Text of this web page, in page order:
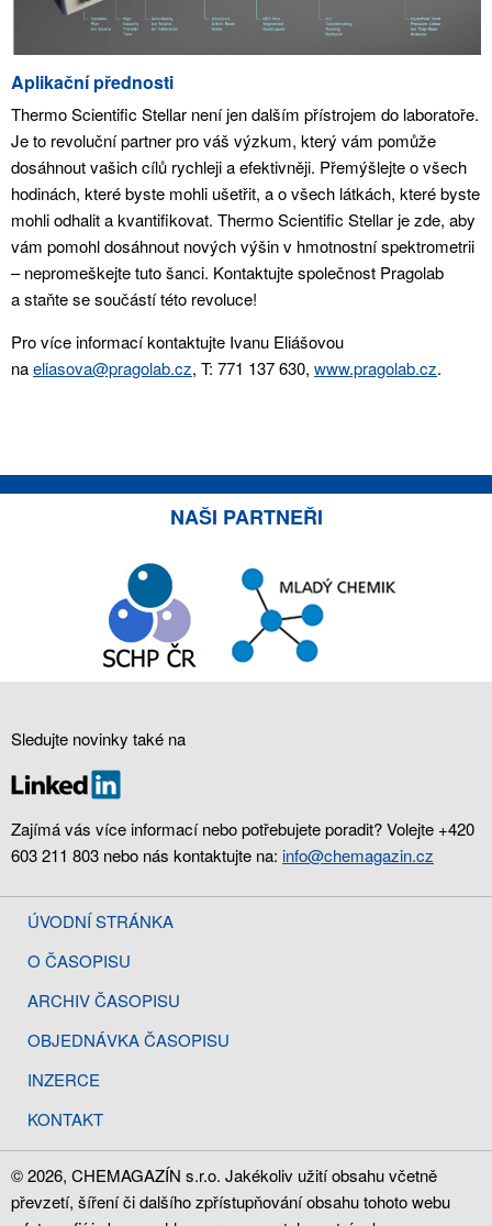
Aplikační přednosti
Thermo Scientific Stellar není jen dalším přístrojem do laboratoře.
Je to revoluční partner pro váš výzkum, který vám pomůže
dosáhnout vašich cílů rychleji a efektivněji. Přemýšlejte o všech
hodinách, které byste mohli ušetřit, a o všech látkách, které byste
mohli odhalit a kvantifikovat. Thermo Scientific Stellar je zde, aby
vám pomohl dosáhnout nových výšin v hmotnostní spektrometrii
– nepromeškejte tuto šanci. Kontaktujte společnost Pragolab
a staňte se součástí této revoluce!
Pro více informací kontaktujte Ivanu Eliášovou
naeliasova@pragolab.cz, T: 771 137 630, www.pragolab.cz.
NAŠI PARTNEŘI
Sledujte novinky také na
Zajímá vás více informací nebo potřebujete poradit? Volejte +420
603 211 803 nebo nás kontaktujte na: info@chemagazin.cz
ÚVODNÍ STRÁNKA
O ČASOPISU
ARCHIV ČASOPISU
OBJEDNÁVKA ČASOPISU
INZERCE
KONTAKT
© 2026, CHEMAGAZÍN s.r.o. Jakékoliv užití obsahu včetně
převzetí, šíření či dalšího zpřístupňování obsahu tohoto webu